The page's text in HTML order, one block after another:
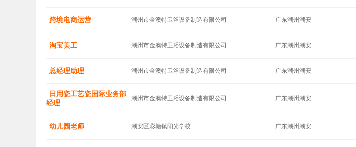
跨境电商运营 潮州市金澳特卫浴设备制造有限公司 广东潮州潮安
淘宝美工 潮州市金澳特卫浴设备制造有限公司 广东潮州潮安
总经理助理 潮州市金澳特卫浴设备制造有限公司 广东潮州潮安
日用瓷工艺瓷国际业务部
经理
潮州市金澳特卫浴设备制造有限公司 广东潮州潮安
幼儿园老师 潮安区彩塘镇阳光学校 广东潮州潮安